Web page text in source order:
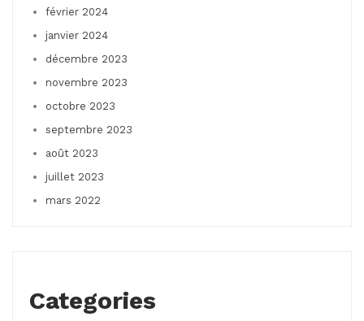
février 2024
janvier 2024
décembre 2023
novembre 2023
octobre 2023
septembre 2023
août 2023
juillet 2023
mars 2022
Categories